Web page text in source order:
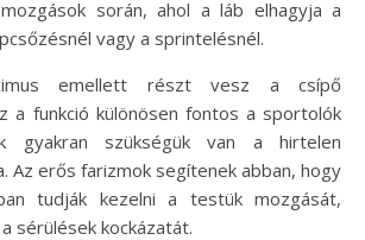
során, ahol a láb elhagyja a
vagy a sprintelésnél.
emellett részt vesz a csípő
a funkció különösen fontos a sportolók
gyakran szükségük van a hirtelen
Az erős farizmok segítenek abban, hogy
tudják kezelni a testük mozgását,
sérülések kockázatát.